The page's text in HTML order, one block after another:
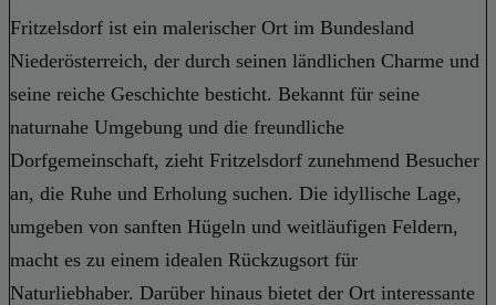
Fritzelsdorf ist ein malerischer Ort im Bundesland
Niederösterreich, der durch seinen ländlichen Charme und
seine reiche Geschichte besticht. Bekannt für seine
naturnahe Umgebung und die freundliche
Dorfgemeinschaft, zieht Fritzelsdorf zunehmend Besucher
an, die Ruhe und Erholung suchen. Die idyllische Lage,
umgeben von sanften Hügeln und weitläufigen Feldern,
macht es zu einem idealen Rückzugsort für
Naturliebhaber. Darüber hinaus bietet der Ort interessante